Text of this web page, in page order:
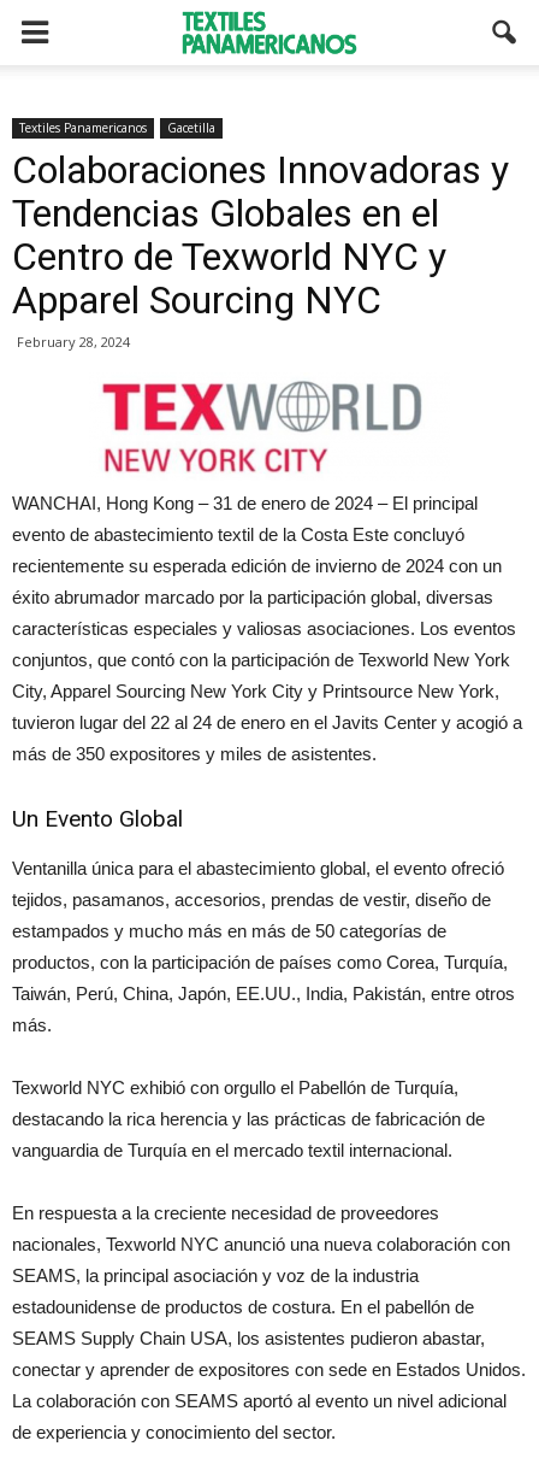
Textiles Panamericanos Gacetilla
Colaboraciones Innovadoras y
Tendencias Globales en el
Centro de Texworld NYC y
Apparel Sourcing NYC
February 28, 2024
WANCHAI, Hong Kong – 31 de enero de 2024 – El principal
evento de abastecimiento textil de la Costa Este concluyó
recientemente su esperada edición de invierno de 2024 con un
éxito abrumador marcado por la participación global, diversas
características especiales y valiosas asociaciones. Los eventos
conjuntos, que contó con la participación de Texworld New York
City, Apparel Sourcing New York City y Printsource New York,
tuvieron lugar del 22 al 24 de enero en el Javits Center y acogió a
más de 350 expositores y miles de asistentes.
Un Evento Global
Ventanilla única para el abastecimiento global, el evento ofreció
tejidos, pasamanos, accesorios, prendas de vestir, diseño de
estampados y mucho más en más de 50 categorías de
productos, con la participación de países como Corea, Turquía,
Taiwán, Perú, China, Japón, EE.UU., India, Pakistán, entre otros
más.
Texworld NYC exhibió con orgullo el Pabellón de Turquía,
destacando la rica herencia y las prácticas de fabricación de
vanguardia de Turquía en el mercado textil internacional.
En respuesta a la creciente necesidad de proveedores
nacionales, Texworld NYC anunció una nueva colaboración con
SEAMS, la principal asociación y voz de la industria
estadounidense de productos de costura. En el pabellón de
SEAMS Supply Chain USA, los asistentes pudieron abastar,
conectar y aprender de expositores con sede en Estados Unidos.
La colaboración con SEAMS aportó al evento un nivel adicional
de experiencia y conocimiento del sector.